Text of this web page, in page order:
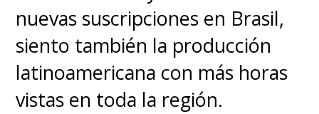
nuevas suscripciones en Brasil,
siento también la producción
latinoamericana con más horas
vistas en toda la región.